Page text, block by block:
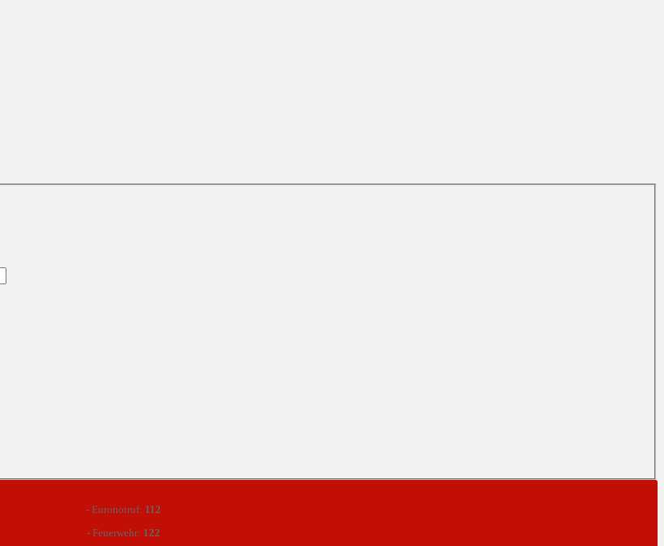
- Euronotruf: 112
- Feuerwehr: 122